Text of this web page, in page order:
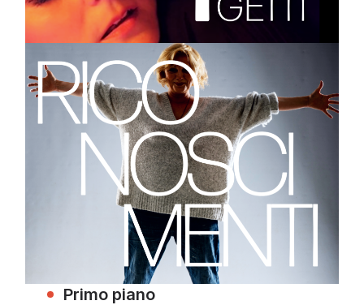
Primo piano